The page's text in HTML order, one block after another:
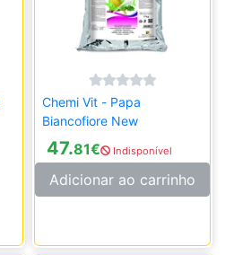
Chemi Vit - Papa
Biancofiore New
47.81€ Indisponível
Adicionar ao carrinho